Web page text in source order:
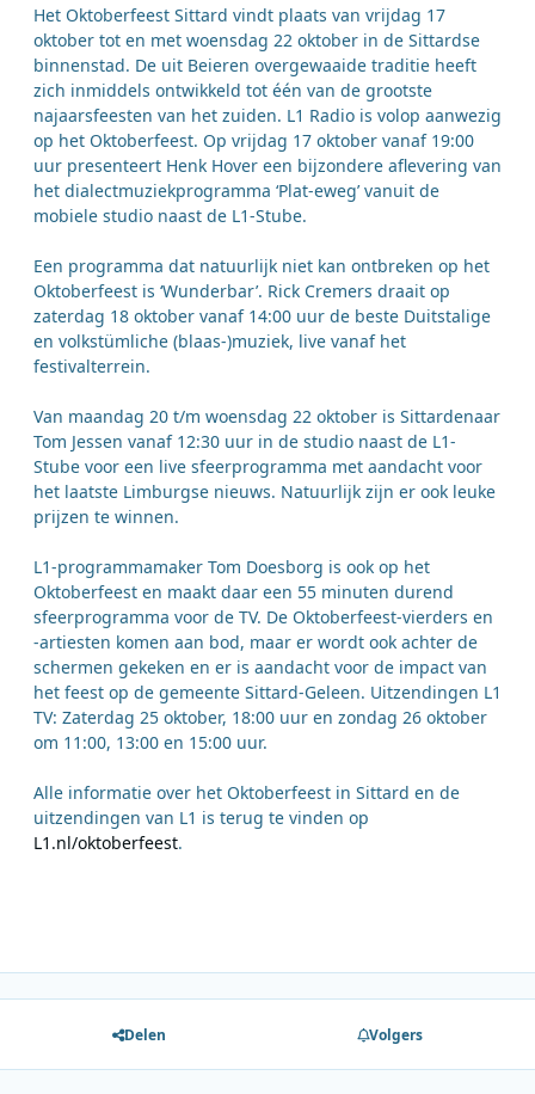
Het Oktoberfeest Sittard vindt plaats van vrijdag 17
oktober tot en met woensdag 22 oktober in de Sittardse
binnenstad. De uit Beieren overgewaaide traditie heeft
zich inmiddels ontwikkeld tot één van de grootste
najaarsfeesten van het zuiden. L1 Radio is volop aanwezig
op het Oktoberfeest. Op vrijdag 17 oktober vanaf 19:00
uur presenteert Henk Hover een bijzondere aflevering van
het dialectmuziekprogramma ‘Plat-eweg’ vanuit de
mobiele studio naast de L1-Stube.
Een programma dat natuurlijk niet kan ontbreken op het
Oktoberfeest is ‘Wunderbar’. Rick Cremers draait op
zaterdag 18 oktober vanaf 14:00 uur de beste Duitstalige
en volkstümliche (blaas-)muziek, live vanaf het
festivalterrein.
Van maandag 20 t/m woensdag 22 oktober is Sittardenaar
Tom Jessen vanaf 12:30 uur in de studio naast de L1-
Stube voor een live sfeerprogramma met aandacht voor
het laatste Limburgse nieuws. Natuurlijk zijn er ook leuke
prijzen te winnen.
L1-programmamaker Tom Doesborg is ook op het
Oktoberfeest en maakt daar een 55 minuten durend
sfeerprogramma voor de TV. De Oktoberfeest-vierders en
-artiesten komen aan bod, maar er wordt ook achter de
schermen gekeken en er is aandacht voor de impact van
het feest op de gemeente Sittard-Geleen. Uitzendingen L1
TV: Zaterdag 25 oktober, 18:00 uur en zondag 26 oktober
om 11:00, 13:00 en 15:00 uur.
Alle informatie over het Oktoberfeest in Sittard en de
uitzendingen van L1 is terug te vinden op
L1.nl/oktoberfeest.
Delen Volgers